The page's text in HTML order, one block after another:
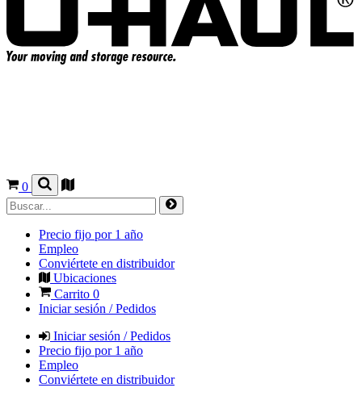
0
Precio fijo por 1 año
Empleo
Conviértete en distribuidor
Ubicaciones
Carrito 0
Iniciar sesión / Pedidos
Iniciar sesión / Pedidos
Precio fijo por 1 año
Empleo
Conviértete en distribuidor